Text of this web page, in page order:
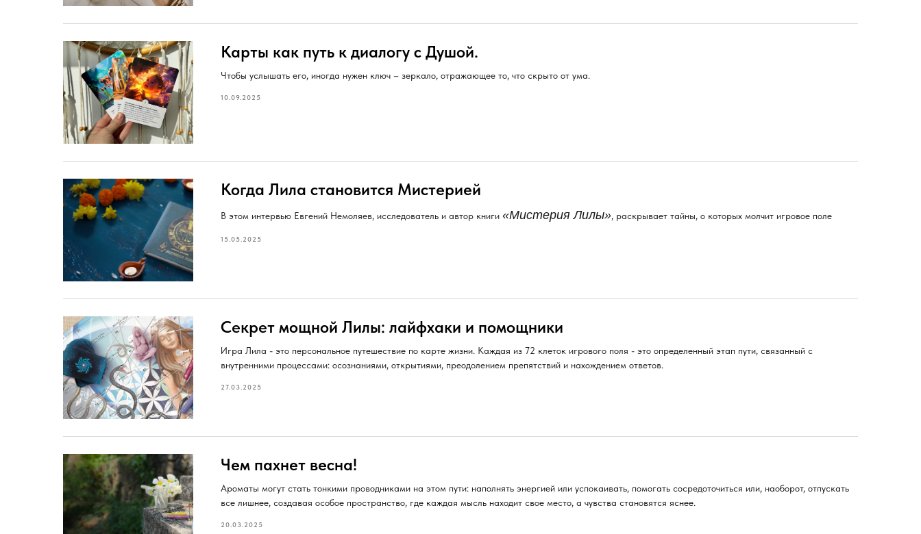
Карты как путь к диалогу с Душой.
Чтобы услышать его, иногда нужен ключ – зеркало, отражающее то, что скрыто от ума.
10.09.2025
Когда Лила становится Мистерией
В этом интервью Евгений Немоляев, исследователь и автор книги «Мистерия Лилы», раскрывает тайны, о которых молчит игровое поле
15.05.2025
Секрет мощной Лилы: лайфхаки и помощники
Игра Лила - это персональное путешествие по карте жизни. Каждая из 72 клеток игрового поля - это определенный этап пути, связанный с
внутренними процессами: осознаниями, открытиями, преодолением препятствий и нахождением ответов.
27.03.2025
Чем пахнет весна!
Ароматы могут стать тонкими проводниками на этом пути: наполнять энергией или успокаивать, помогать сосредоточиться или, наоборот, отпускать
все лишнее, создавая особое пространство, где каждая мысль находит свое место, а чувства становятся яснее.
20.03.2025